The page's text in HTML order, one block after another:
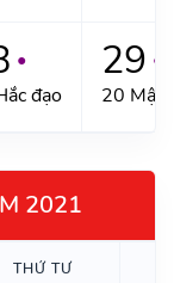
●
đạo
29 ●
20 Mậu
2021
THỨ TƯ